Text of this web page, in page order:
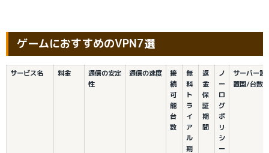
ゲームにおすすめのVPN7選
サービス名 料金
通信の安定
性
通信の速度
接
続
可
能
台
数
無
料
ト
ラ
イ
ア
ル
期
返
金
保
証
期
間
ノ
ー
ロ
グ
ポ
リ
シ
ー
サーバー設
置国/台数